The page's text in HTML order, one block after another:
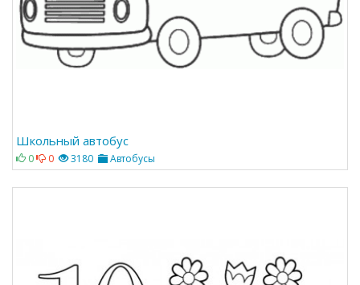
Школьный автобус
0 0 3180 Автобусы